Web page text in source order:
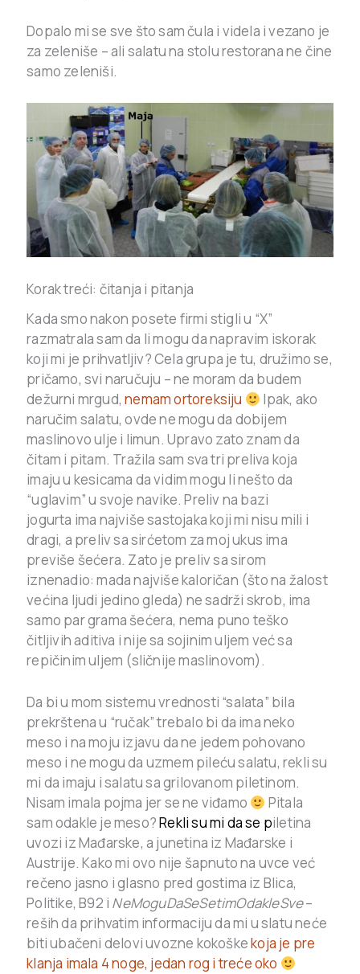
Dopalo mi se sve što sam čula i videla i vezano je
za zeleniše – ali salatu na stolu restorana ne čine
samo zeleniši.
Korak treći: čitanja i pitanja
Kada smo nakon posete firmi stigli u “X”
razmatrala sam da li mogu da napravim iskorak
koji mi je prihvatljiv? Cela grupa je tu, družimo se,
pričamo, svi naručuju – ne moram da budem
dežurni mrgud,nemam ortoreksiju
Ipak, ako
naručim salatu, ovde ne mogu da dobijem
maslinovo ulje i limun. Upravo zato znam da
čitam i pitam. Tražila sam sva tri preliva koja
imaju u kesicama da vidim mogu li nešto da
“uglavim” u svoje navike. Preliv na bazi
jogurta ima najviše sastojaka koji mi nisu mili i
dragi, a preliv sa sirćetom za moj ukus ima
previše šećera. Zato je preliv sa sirom
iznenadio: mada najviše kaloričan (što na žalost
većina ljudi jedino gleda) ne sadrži skrob, ima
samo par grama šećera, nema puno teško
čitljivih aditiva i nije sa sojinim uljem već sa
repičinim uljem (sličnije maslinovom).
Da bi u mom sistemu vrednosti “salata” bila
prekrštena u “ručak” trebalo bi da ima neko
meso i na moju izjavu da ne jedem pohovano
meso i ne mogu da uzmem pileću salatu, rekli su
mi da imaju i salatu sa grilovanom piletinom.
Nisam imala pojma jer se ne viđamo
Pitala
sam odakle je meso?Rekli su mi da se piletina
uvozi iz Mađarske, a junetina iz Mađarske i
Austrije. Kako mi ovo nije šapnuto na uvce već
rečeno jasno i glasno pred gostima iz Blica,
Politike, B92 i NeMoguDaSeSetimOdakleSve–
reših da prihvatim informaciju da mi u slatu neće
biti ubačeni delovi uvozne kokoškekoja je pre
klanja imala 4 noge, jedan rog i treće oko